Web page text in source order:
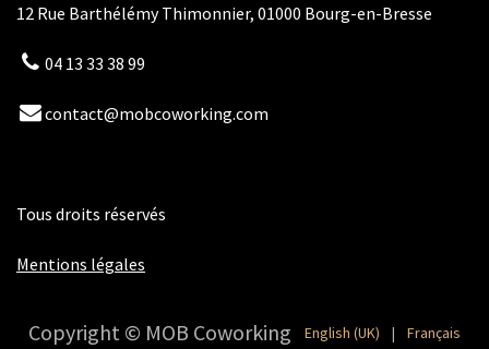
12 Rue Barthélémy Thimonnier, 01000 Bourg-en-Bresse
04 13 33 38 99
contact@mobcoworking.com
Tous droits réservés
Mentions légales
Copyright © MOB Coworking English (UK) | Français